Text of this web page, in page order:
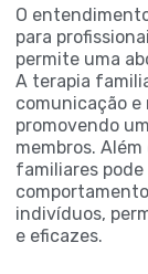
O
para
permite uma
A terapia
comunicação
promovendo
membros.
familiares
indivíduos,
e eficazes.